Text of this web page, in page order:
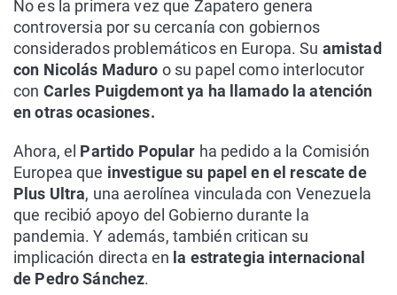
No es la primera vez que Zapatero genera
controversia por su cercanía con gobiernos
considerados problemáticos en Europa. Su amistad
con Nicolás Maduro o su papel como interlocutor
con Carles Puigdemont ya ha llamado la atención
en otras ocasiones.
Ahora, el Partido Popular ha pedido a la Comisión
Europea que investigue su papel en el rescate de
Plus Ultra, una aerolínea vinculada con Venezuela
que recibió apoyo del Gobierno durante la
pandemia. Y además, también critican su
implicación directa en la estrategia internacional
de Pedro Sánchez.